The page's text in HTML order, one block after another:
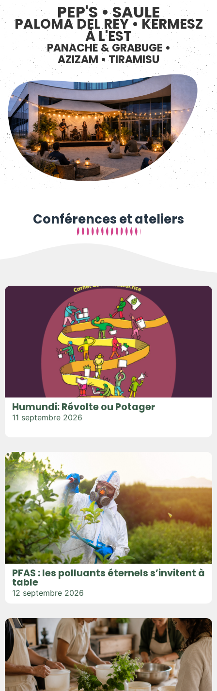
PEP'S • SAULE
PALOMA DEL REY • KERMESZ
À L'EST
PANACHE & GRABUGE •
AZIZAM • TIRAMISU
Conférences et ateliers
Humundi: Révolte ou Potager
11 septembre 2026
PFAS : les polluants éternels s’invitent à
table
12 septembre 2026